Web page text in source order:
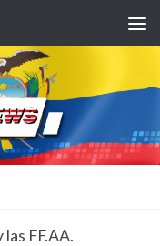
FF.AA.